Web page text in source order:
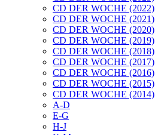
CD DER WOCHE (2022)
CD DER WOCHE (2021)
CD DER WOCHE (2020)
CD DER WOCHE (2019)
CD DER WOCHE (2018)
CD DER WOCHE (2017)
CD DER WOCHE (2016)
CD DER WOCHE (2015)
CD DER WOCHE (2014)
A-D
E-G
H-J